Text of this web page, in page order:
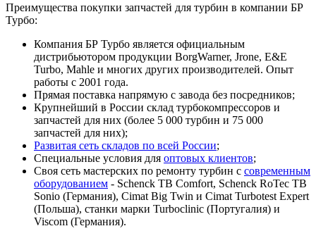
Преимущества покупки запчастей для турбин в компании БР
Турбо:
Компания БР Турбо является официальным
дистрибьютором продукции BorgWarner, Jrone, E&E
Turbo, Mahle и многих других производителей. Опыт
работы с 2001 года.
Прямая поставка напрямую с завода без посредников;
Крупнейший в России склад турбокомпрессоров и
запчастей для них (более 5 000 турбин и 75 000
запчастей для них);
Развитая сеть складов по всей России;
Специальные условия для оптовых клиентов;
Своя сеть мастерских по ремонту турбин с современным
оборудованием - Schenck TB Comfort, Schenck RoTec TB
Sonio (Германия), Cimat Big Twin и Cimat Turbotest Expert
(Польша), станки марки Turboclinic (Португалия) и
Viscom (Германия).